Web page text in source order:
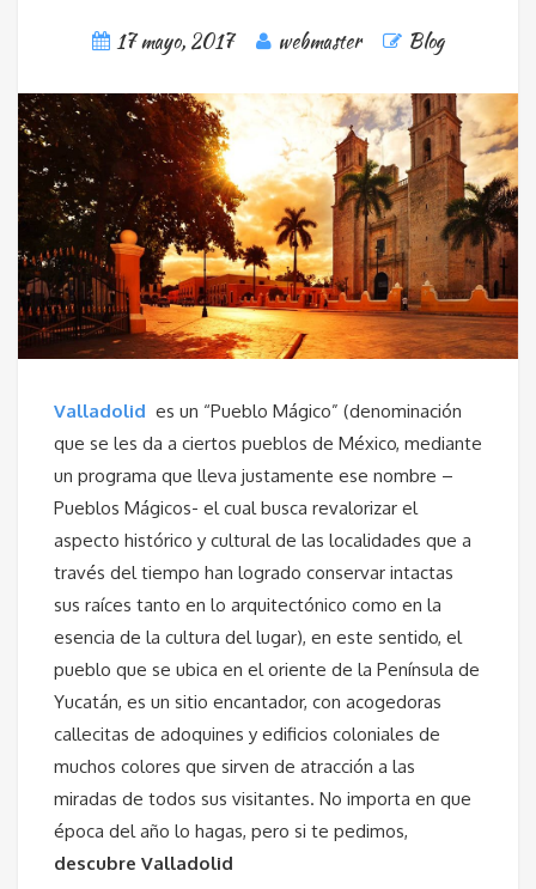
17 mayo, 2017 webmaster Blog
Valladolid es un “Pueblo Mágico” (denominación
que se les da a ciertos pueblos de México, mediante
un programa que lleva justamente ese nombre –
Pueblos Mágicos- el cual busca revalorizar el
aspecto histórico y cultural de las localidades que a
través del tiempo han logrado conservar intactas
sus raíces tanto en lo arquitectónico como en la
esencia de la cultura del lugar), en este sentido, el
pueblo que se ubica en el oriente de la Península de
Yucatán, es un sitio encantador, con acogedoras
callecitas de adoquines y edificios coloniales de
muchos colores que sirven de atracción a las
miradas de todos sus visitantes. No importa en que
época del año lo hagas, pero si te pedimos,
descubre Valladolid